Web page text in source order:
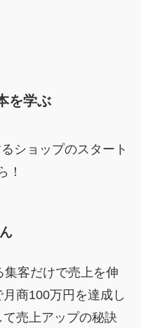
を学ぶ
ショップのスタート
！
集客だけで売上を伸
商100万円を達成し
売上アップの秘訣